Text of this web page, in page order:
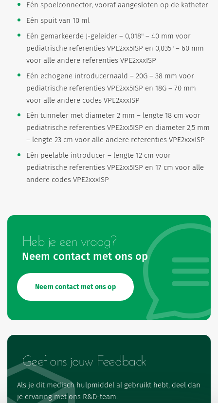
Eén spoelconnector, vooraf aangesloten op de katheter
Eén spuit van 10 ml
Eén gemarkeerde J-geleider – 0,018" – 40 mm voor
pediatrische referenties VPE2xx5ISP en 0,035" – 60 mm
voor alle andere referenties VPE2xxxISP
Eén echogene introducernaald – 20G – 38 mm voor
pediatrische referenties VPE2xx5ISP en 18G – 70 mm
voor alle andere codes VPE2xxxISP
Eén tunneler met diameter 2 mm – lengte 18 cm voor
pediatrische referenties VPE2xx5ISP en diameter 2,5 mm
– lengte 23 cm voor alle andere referenties VPE2xxxISP
Eén peelable introducer – lengte 12 cm voor
pediatrische referenties VPE2xx5ISP en 17 cm voor alle
andere codes VPE2xxxISP
Heb je een vraag?
Neem contact met ons op
Neem contact met ons op
Geef ons jouw Feedback
Als je dit medisch hulpmiddel al gebruikt hebt, deel dan
je ervaring met ons R&D-team.